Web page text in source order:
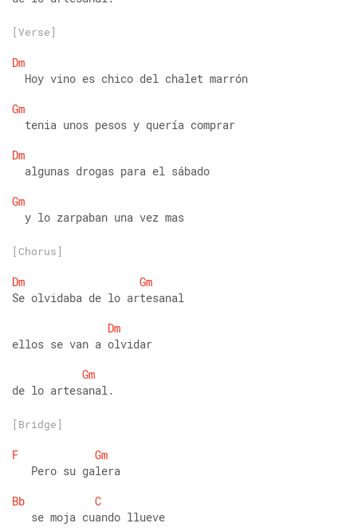
[Verse]
Dm
  Hoy vino es chico del chalet marrón
Gm
  tenia unos pesos y quería comprar
Dm
  algunas drogas para el sábado
Gm
  y lo zarpaban una vez mas
[Chorus]
Dm
Gm
Se olvidaba de lo artesanal
Dm
ellos se van a olvidar
Gm
de lo artesanal.
[Bridge]
F
Gm
   Pero su galera
Bb
C
   se moja cuando llueve